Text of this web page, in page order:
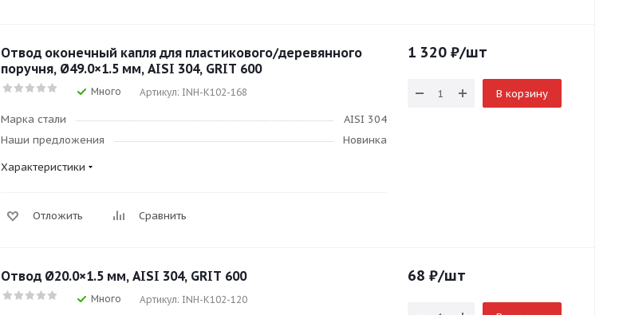
Отвод оконечный капля для пластикового/деревянного
поручня, Ø49.0×1.5 мм, AISI 304, GRIT 600
Много Артикул: INH-K102-168
Марка стали
AISI 304
Наши предложения
Новинка
Характеристики
Отложить Сравнить
1 320 ₽/шт
В корзину
Отвод Ø20.0×1.5 мм, AISI 304, GRIT 600
Много Артикул: INH-K102-120
68 ₽/шт